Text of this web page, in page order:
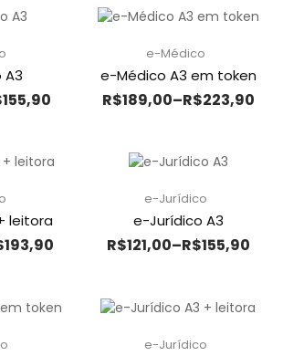
155,90
e-Médico
e-Médico A3 em token
R$189,00–R$223,90
leitora
193,90
e-Jurídico
e-Jurídico A3
R$121,00–R$155,90
e-Jurídico